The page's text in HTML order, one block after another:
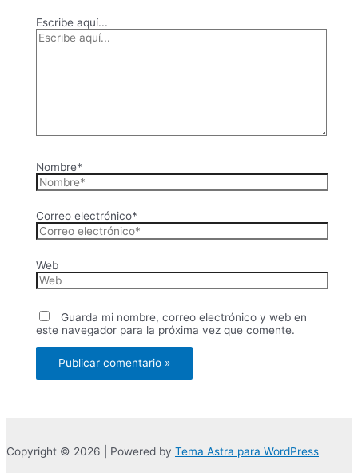
Escribe aquí...
Nombre*
Correo electrónico*
Web
Guarda mi nombre, correo electrónico y web en
este navegador para la próxima vez que comente.
Copyright © 2026 | Powered by Tema Astra para WordPress